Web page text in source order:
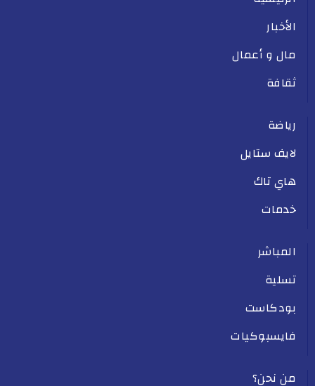
الأخبار
مال و أعمال
ثقافة
رياضة
لايف ستايل
هاي تاك
خدمات
المباشر
تسلية
بودكاست
فايسبوكيات
من نحن؟